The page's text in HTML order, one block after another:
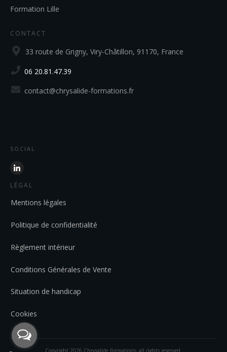
Formation Lille
CONTACT
33 route de Grigny, Viry-Châtillon, 91170, France
06 20.81.47.39
contact@chrysalide-formations.fr
SOCIAL
LÉGAL
Mentions légales
Politique de confidentialité
Règlement intérieur
Conditions Générales de Vente
Situation de handicap
Cookies
Copyright 2026 Chrysalide Formations, all rights reserved.